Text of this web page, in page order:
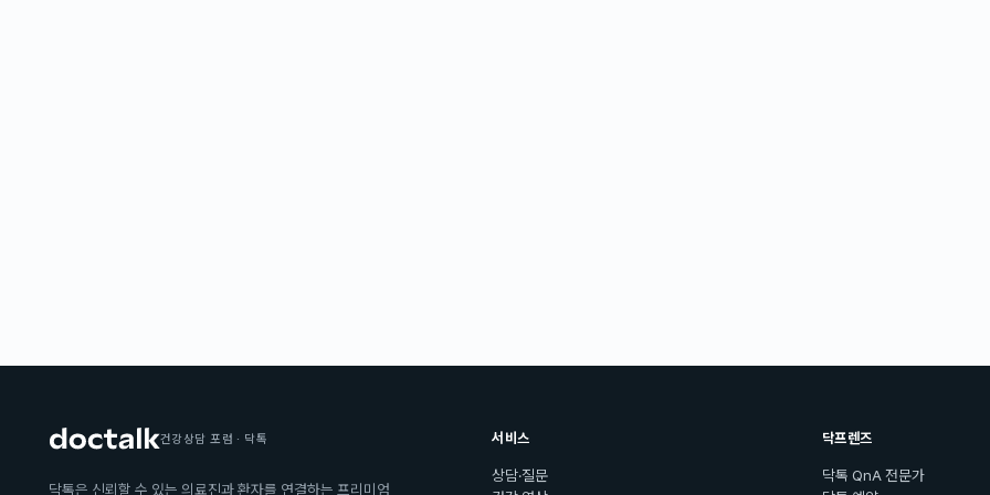
건강상담 포럼 · 닥톡
닥톡은 신뢰할 수 있는 의료진과 환자를 연결하는 프리미엄
서비스
상담·질문
닥프렌즈
닥톡 QnA 전문가